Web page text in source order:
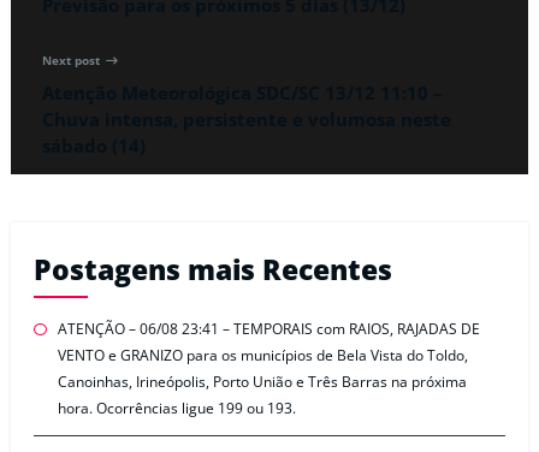
Next post
Postagens mais Recentes
ATENÇÃO – 06/08 23:41 – TEMPORAIS com RAIOS, RAJADAS DE
VENTO e GRANIZO para os municípios de Bela Vista do Toldo,
Canoinhas, Irineópolis, Porto União e Três Barras na próxima
hora. Ocorrências ligue 199 ou 193.